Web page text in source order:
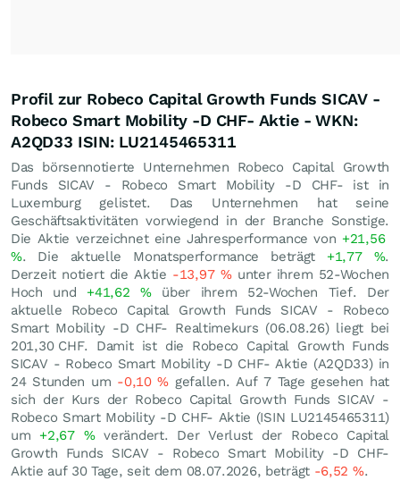
Profil zur Robeco Capital Growth Funds SICAV -
Robeco Smart Mobility -D CHF- Aktie - WKN:
A2QD33 ISIN: LU2145465311
Das börsennotierte Unternehmen Robeco Capital Growth
Funds SICAV - Robeco Smart Mobility -D CHF- ist in
Luxemburg gelistet. Das Unternehmen hat seine
Geschäftsaktivitäten vorwiegend in der Branche Sonstige.
Die Aktie verzeichnet eine Jahresperformance von +21,56
%. Die aktuelle Monatsperformance beträgt +1,77 %.
Derzeit notiert die Aktie -13,97 %unter ihrem 52-Wochen
Hoch und +41,62 %über ihrem 52-Wochen Tief. Der
aktuelle Robeco Capital Growth Funds SICAV - Robeco
Smart Mobility -D CHF- Realtimekurs (06.08.26) liegt bei
201,30 CHF. Damit ist die Robeco Capital Growth Funds
SICAV - Robeco Smart Mobility -D CHF- Aktie (A2QD33) in
24 Stunden um -0,10% gefallen. Auf 7 Tage gesehen hat
sich der Kurs der Robeco Capital Growth Funds SICAV -
Robeco Smart Mobility -D CHF- Aktie (ISIN LU2145465311)
um +2,67 %verändert. Der Verlust der Robeco Capital
Growth Funds SICAV - Robeco Smart Mobility -D CHF-
Aktie auf 30 Tage, seit dem 08.07.2026, beträgt -6,52 %.